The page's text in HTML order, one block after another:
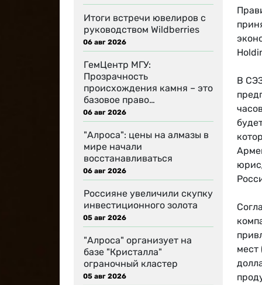
Итоги встречи ювелиров с
руководством Wildberries
06 авг 2026
ГемЦентр МГУ:
Прозрачность
происхождения камня – это
базовое право…
06 авг 2026
"Алроса": цены на алмазы в
мире начали
восстанавливаться
06 авг 2026
Россияне увеличили скупку
инвестиционного золота
05 авг 2026
"Алроса" организует на
базе "Кристалла"
ограночный кластер
05 авг 2026
В
мест